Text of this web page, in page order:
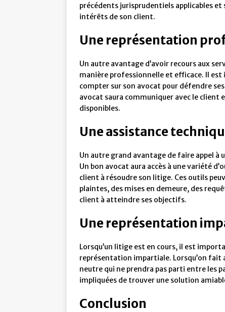
précédents jurisprudentiels applicables
intérêts de son client.
Une représentation
Un autre avantage d’avoir recours aux
manière professionnelle et efficace. Il
compter sur son avocat pour défendre
avocat saura communiquer avec le
disponibles.
Une assistance
Un autre grand avantage de faire appel à
Un bon avocat aura accès à une variété
client à résoudre son litige. Ces outils
plaintes, des mises en demeure, des
client à atteindre ses objectifs.
Une représentation
Lorsqu’un litige est en cours, il est
représentation impartiale. Lorsqu’on fait
neutre qui ne prendra pas parti entre les
impliquées de trouver une solution
Conclusion